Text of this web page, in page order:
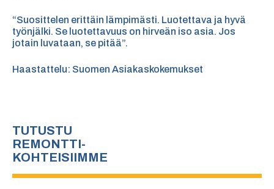
“Suosittelen erittäin lämpimästi. Luotettava ja hyvä
työnjälki. Se luotettavuus on hirveän iso asia. Jos
jotain luvataan, se pitää”.
Haastattelu: Suomen Asiakaskokemukset
TUTUSTU
REMONTTI-
KOHTEISIIMME